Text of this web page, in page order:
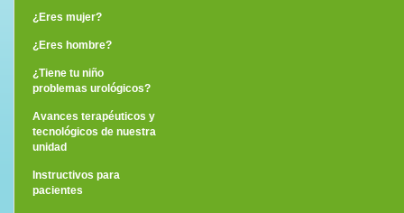
¿Eres mujer?
¿Eres hombre?
¿Tiene tu niño
problemas urológicos?
Avances terapéuticos y
tecnológicos de nuestra
unidad
Instructivos para
pacientes